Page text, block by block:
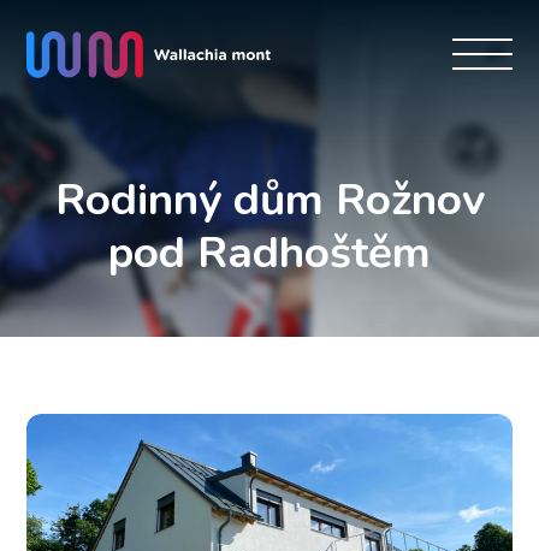
Rodinný dům Rožnov
pod Radhoštěm